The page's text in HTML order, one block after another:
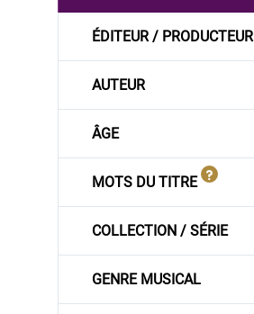
ÉDITEUR / PRODUCTEUR
AUTEUR
ÂGE
MOTS DU TITRE
COLLECTION / SÉRIE
GENRE MUSICAL